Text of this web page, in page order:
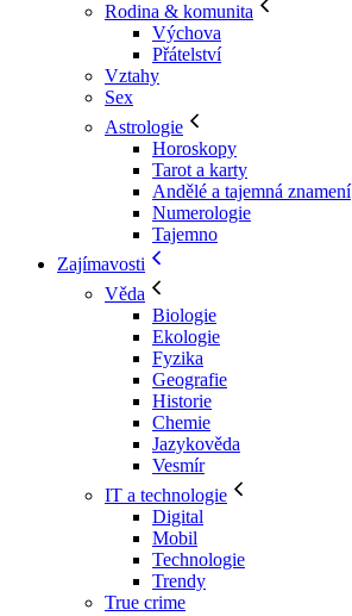
Rodina & komunita
Výchova
Přátelství
Vztahy
Sex
Astrologie
Horoskopy
Tarot a karty
Andělé a tajemná znamení
Numerologie
Tajemno
Zajímavosti
Věda
Biologie
Ekologie
Fyzika
Geografie
Historie
Chemie
Jazykověda
Vesmír
IT a technologie
Digital
Mobil
Technologie
Trendy
True crime